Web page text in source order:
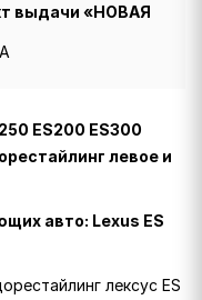
выдачи «НОВАЯ
ES200 ES300
левое и
авто: Lexus ES
лексус ES